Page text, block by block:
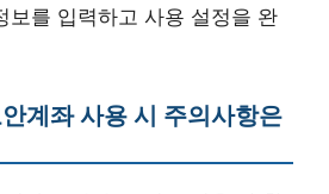
보를 입력하고 사용 설정을 완
계좌 사용 시 주의사항은